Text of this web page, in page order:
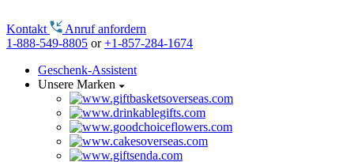
Kontakt
Anruf anfordern
1-888-549-8805 or+1-857-284-1674
Geschenk-Assistent
Unsere Marken